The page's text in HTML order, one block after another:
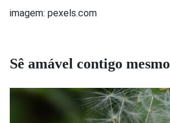
imagem: pexels.com
Sê amável contigo mesmo